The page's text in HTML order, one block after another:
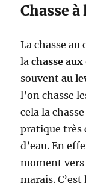
Chasse à
La chasse au
lachasse
souventau
l’on chasse
cela la
pratique très
d’eau. En
moment vers
marais.